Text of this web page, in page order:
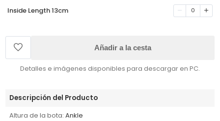
Inside Length 13cm 0
Añadir a la cesta
Detalles e imágenes disponibles para descargar en PC.
Descripción del Producto
Altura de la bota: Ankle